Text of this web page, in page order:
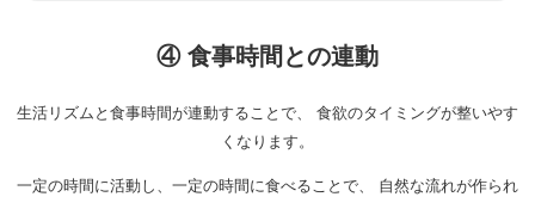
④ 食事時間との連動
生活リズムと食事時間が連動することで、 食欲のタイミングが整いやす
くなります。
一定の時間に活動し、一定の時間に食べることで、 自然な流れが作られ